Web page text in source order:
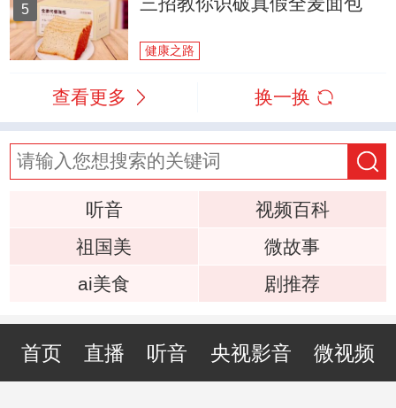
5
健康之路
查看更多 换一换
听音
视频百科
祖国美
微故事
ai美食
剧推荐
首页 直播 听音 央视影音 微视频